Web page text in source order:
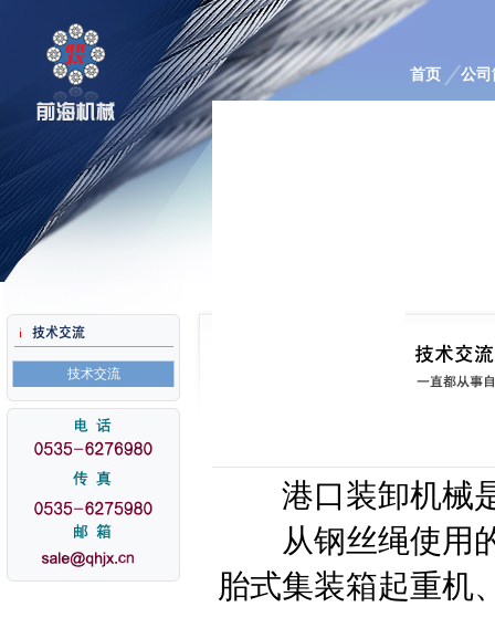
首页 公司
技术交流
港口装卸机械是
从钢丝绳使用的
胎式集装箱起重机